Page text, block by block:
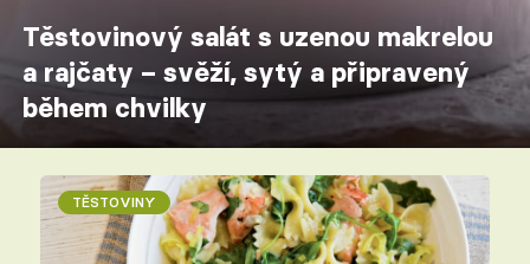
Těstovinový salát s uzenou makrelou
a rajčaty – svěží, sytý a připravený
během chvilky
TĚSTOVINY